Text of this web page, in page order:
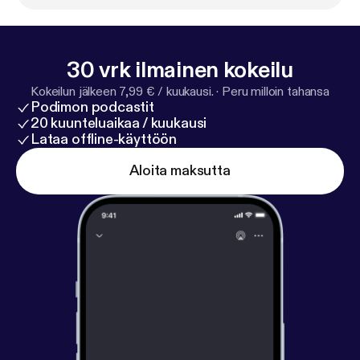
30 vrk ilmainen kokeilu
Kokeilun jälkeen 7,99 € / kuukausi. · Peru milloin tahansa
Podimon podcastit
20 kuunteluaikaa / kuukausi
Lataa offline-käyttöön
Aloita maksutta